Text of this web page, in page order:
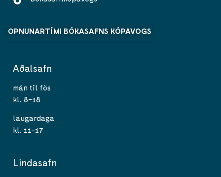
OPNUNARTÍMI BÓKASAFNS KÓPAVOGS
Aðalsafn
mán til fös
kl. 8-18
laugardaga
kl. 11-17
Lindasafn